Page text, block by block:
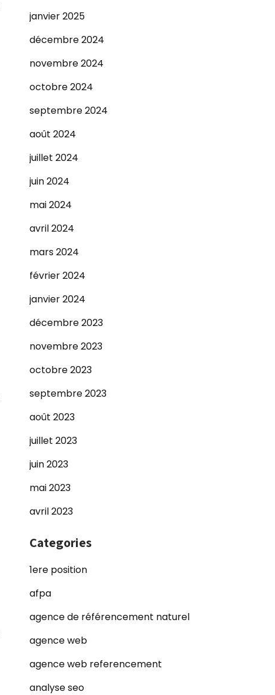
janvier 2025
décembre 2024
novembre 2024
octobre 2024
septembre 2024
août 2024
juillet 2024
juin 2024
mai 2024
avril 2024
mars 2024
février 2024
janvier 2024
décembre 2023
novembre 2023
octobre 2023
septembre 2023
août 2023
juillet 2023
juin 2023
mai 2023
avril 2023
Categories
1ere position
afpa
agence de référencement naturel
agence web
agence web referencement
analyse seo